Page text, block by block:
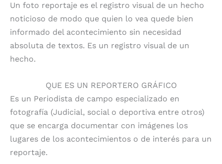
Un foto reportaje es el registro visual de un hecho
noticioso de modo que quien lo vea quede bien
informado del acontecimiento sin necesidad
absoluta de textos. Es un registro visual de un
hecho.
QUE ES UN REPORTERO GRÁFICO
Es un Periodista de campo especializado en
fotografía (Judicial, social o deportiva entre otros)
que se encarga documentar con imágenes los
lugares de los acontecimientos o de interés para un
reportaje.